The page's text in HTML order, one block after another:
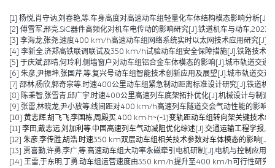
[1] 杨悦,肖守讷,刘春艳,等.车身高度对高速动车组轻量化车体结构模态影响分析
[2] 傅雪军,邢亮.SiC器件高频化对机车电传动的影响研究[J].铁道机车与动车
[3] 李海龙,张尧.速度400 km/h高速动车组网络系统实时以太网技术应用研究[J].
[4] 李新全.济郑高铁联调联试及350 km/h试验动车组安全保障措施[J].铁路技术
[5] 于庆斌,邵晴,何玲利.侧墙窗户对动车组铝合金车体模态的影响[J].城市轨道交
[6] 朱彦,尹振坤,张国芹,等.复兴号动车组智能技术创新应用及展望[J].城市轨道交
[7] 邵林,杨欣,郭奇宗等.时速400公里动车组紧急制动距离标准设计研究[J].铁道机
[8] 陈秉智,张雪青,邱广宇.时速400公里高速列车底架拓扑优化[J].机械设计与制造
[9] 张雷,林晓龙,尹小放等.线间距对400 km/h高速列车隧道交会气动性能的影响
[10] 黄志辉,胡飞飞,李国栋,周殿买.400 km·h~(-1)变轨距动车组转向架关键技术
[11] 李田,戴志远,刘加利等.中国高速列车气动减阻优化综述[J].交通运输工程学报
[12] 朱彦,李传胜,胡浩.时速350 km双层动车组相关技术参数对车体模态的影响
[13] 贾喜勤,许勇,李广,等.高速动车组大功率永磁牵引电机研制[J].电机与控制应用
[14] 王雷,于东明,丁勇.动车组运营速度由350 km/h提升至400 km/h可行性研究